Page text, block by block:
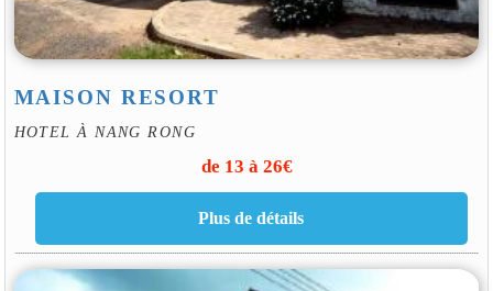
MAISON RESORT
HOTEL À NANG RONG
de 13 à 26€